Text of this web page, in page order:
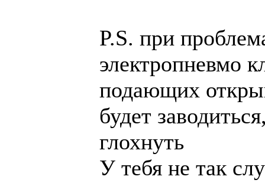
P.S. при
электропневмо
подающих
будет
глохнуть
У тебя не так